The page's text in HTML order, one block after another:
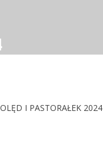
I PASTORAŁEK 2024